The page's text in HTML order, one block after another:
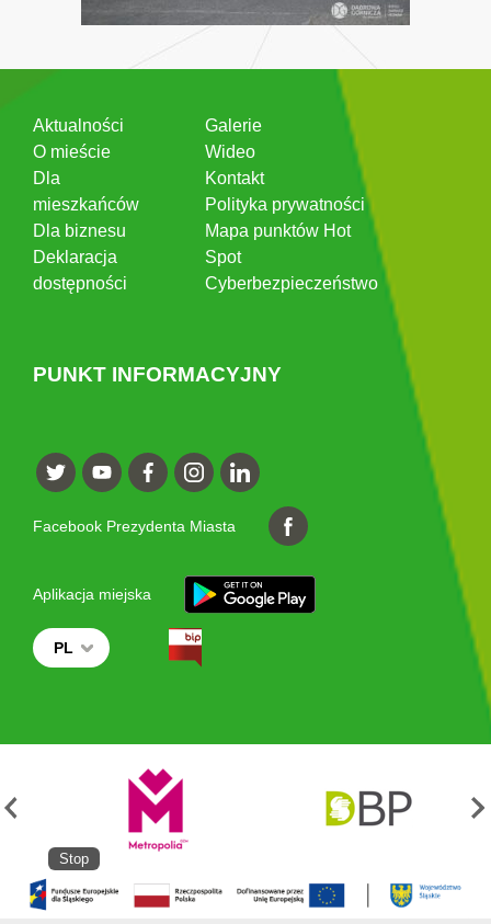
Aktualności
O mieście
Dla
mieszkańców
Dla biznesu
Deklaracja
dostępności
Galerie
Wideo
Kontakt
Polityka prywatności
Mapa punktów Hot
Spot
Cyberbezpieczeństwo
PUNKT INFORMACYJNY
Facebook Prezydenta Miasta
Aplikacja miejska
PL
Stop